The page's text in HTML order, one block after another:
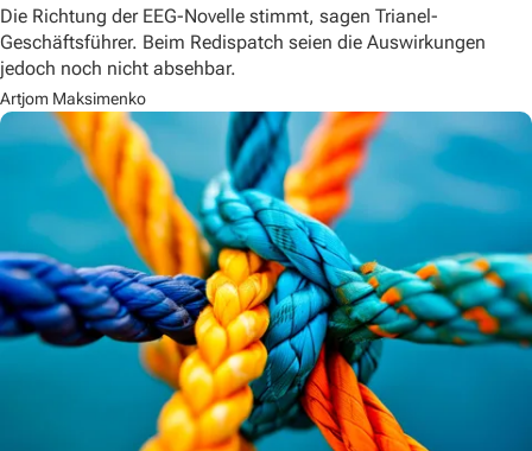
Die Richtung der EEG-Novelle stimmt, sagen Trianel-
Geschäftsführer. Beim Redispatch seien die Auswirkungen
jedoch noch nicht absehbar.
Artjom Maksimenko